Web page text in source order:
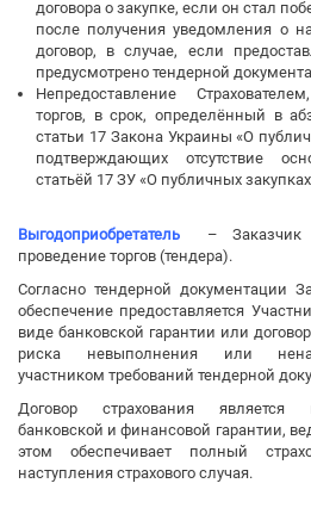
договора о закупке, если он стал
после получения уведомления о
договор, в случае, если
предусмотрено тендерной
Непредоставление
торгов, в срок, определённый в
статьи 17 Закона Украины «О
подтверждающих отсутствие
статьёй 17 ЗУ «О публичных
Выгодоприобретатель – Заказчик
проведение торгов (тендера).
Согласно тендерной документации
обеспечение предоставляется
виде банковской гарантии или
риска невыполнения или
участником требований тендерной
Договор страхования является
банковской и финансовой гарантии,
этом обеспечивает полный
наступления страхового случая.